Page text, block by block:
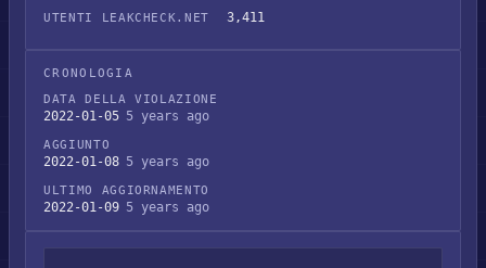
UTENTI LEAKCHECK.NET 3,411
CRONOLOGIA
DATA DELLA VIOLAZIONE
2022-01-05 5 years ago
AGGIUNTO
2022-01-08 5 years ago
ULTIMO AGGIORNAMENTO
2022-01-09 5 years ago